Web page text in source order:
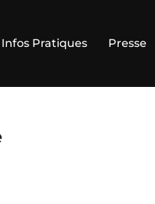
Infos Pratiques Presse